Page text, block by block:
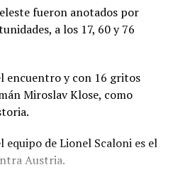
fueron anotados por
a los 17, 60 y 76
encuentro y con 16 gritos
Miroslav Klose, como
de Lionel Scaloni es el
Austria.